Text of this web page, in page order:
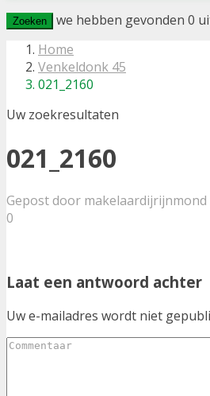
Zoeken we hebben gevonden 0
Home
Venkeldonk 45
021_2160
Uw zoekresultaten
021_2160
Gepost door
0
Laat een antwoord achter
Uw e-mailadres wordt niet